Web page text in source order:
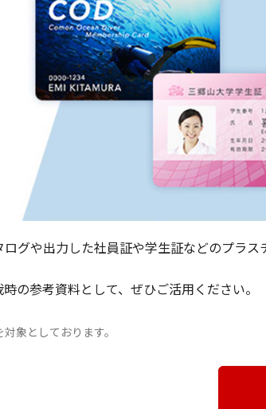
グや出力した社員証や学生証などのプラ
の参考資料として、ぜひご活用ください。
象としております。